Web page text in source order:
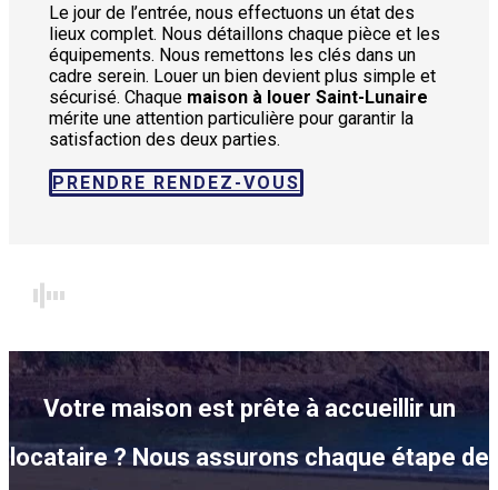
Le jour de l’entrée, nous effectuons un état des
lieux complet. Nous détaillons chaque pièce et les
équipements. Nous remettons les clés dans un
cadre serein. Louer un bien devient plus simple et
sécurisé. Chaque maison à louer Saint-Lunaire
mérite une attention particulière pour garantir la
satisfaction des deux parties.
PRENDRE RENDEZ-VOUS
Votre maison est prête à accueillir un
locataire ? Nous assurons chaque étape de